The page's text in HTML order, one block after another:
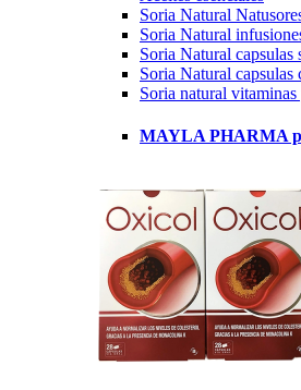
Soria Natural
Soria Natural
Soria Natural capsulas
Soria Natural capsulas
Soria natural
MAYLA PHARMA